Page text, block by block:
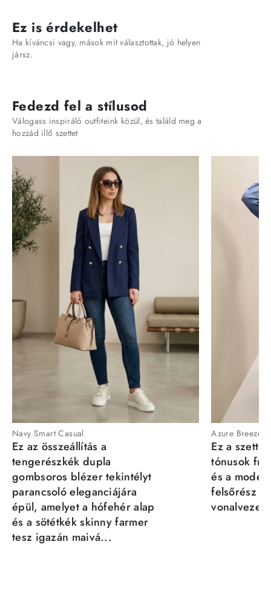
Ez is érdekelhet
Ha kíváncsi vagy, mások mit választottak, jó helyen
jársz.
Fedezd fel a stílusod
Válogass inspiráló outfiteink közül, és találd meg a
hozzád illő szettet
Navy Smart Casual
Ez az összeállítás a
tengerészkék dupla
gombsoros blézer tekintélyt
parancsoló eleganciájára
épül, amelyet a hófehér alap
és a sötétkék skinny farmer
tesz igazán maivá...
Azure Breeze
Ez a szett
tónusok
és a
felsőrész